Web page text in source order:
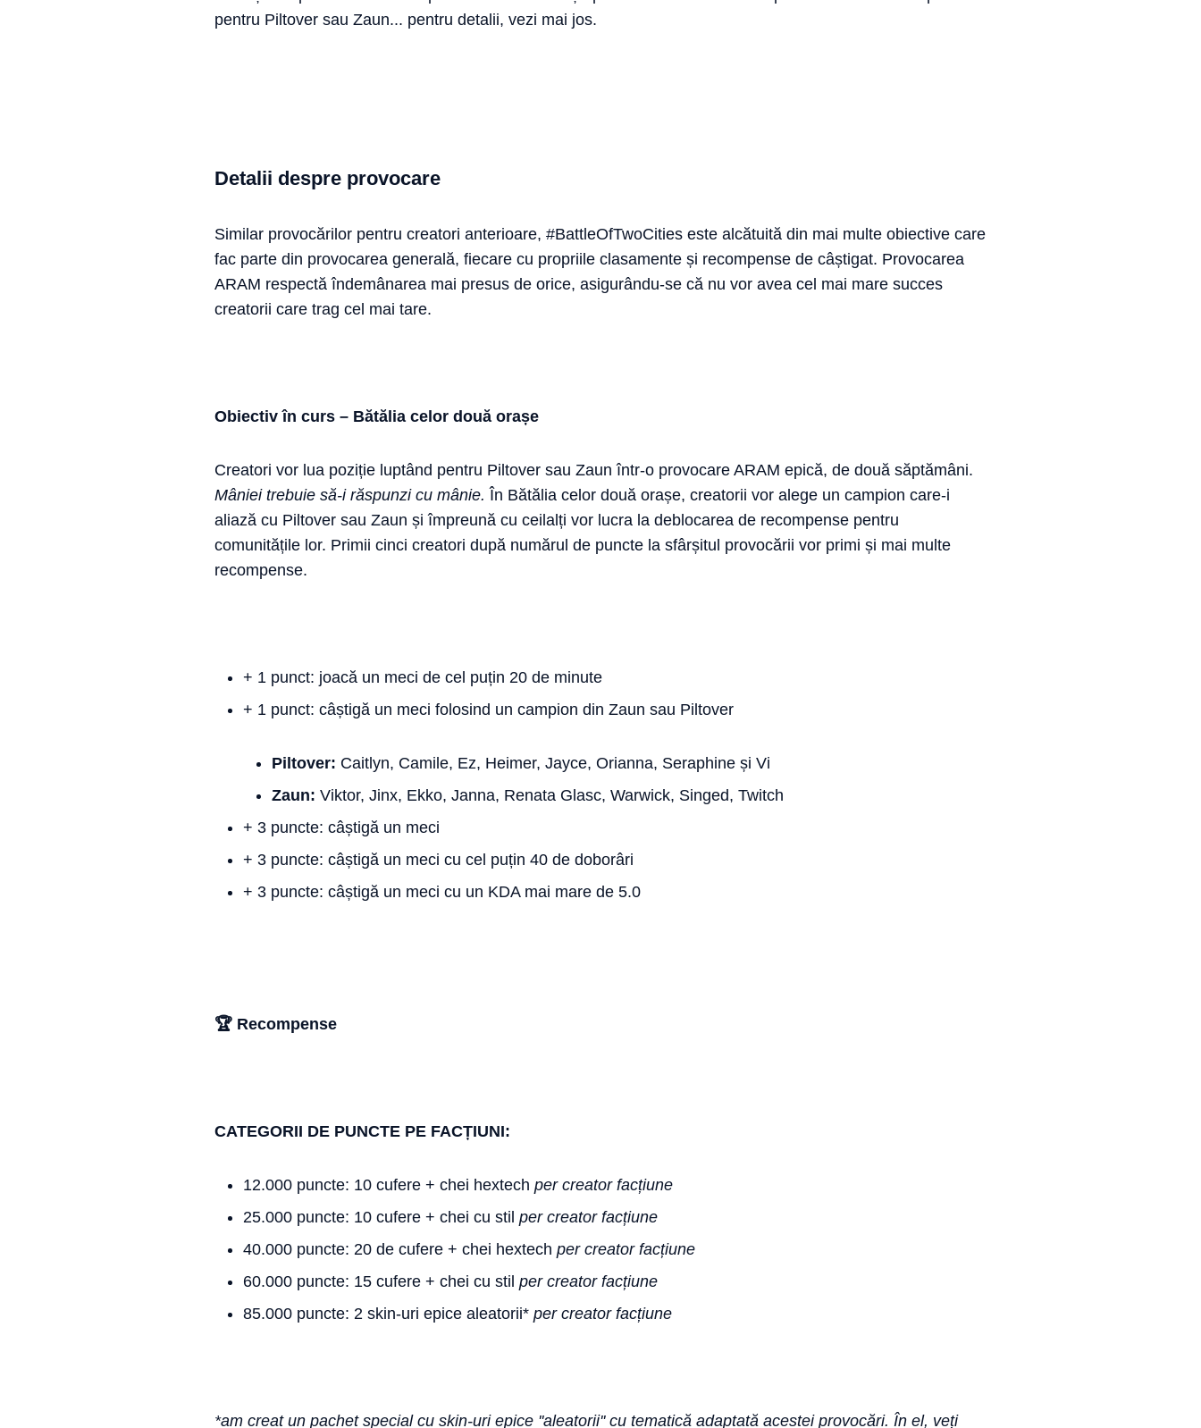
pentru Piltover sau Zaun... pentru detalii, vezi mai jos.
Detalii despre provocare
Similar provocărilor pentru creatori anterioare, #BattleOfTwoCities este alcătuită din mai multe obiective care
fac parte din provocarea generală, fiecare cu propriile clasamente și recompense de câștigat. Provocarea
ARAM respectă îndemânarea mai presus de orice, asigurându-se că nu vor avea cel mai mare succes
creatorii care trag cel mai tare.
Obiectiv în curs – Bătălia celor două orașe
Creatori vor lua poziție luptând pentru Piltover sau Zaun într-o provocare ARAM epică, de două săptămâni.
Mâniei trebuie să-i răspunzi cu mânie. În Bătălia celor două orașe, creatorii vor alege un campion care-i
aliază cu Piltover sau Zaun și împreună cu ceilalți vor lucra la deblocarea de recompense pentru
comunitățile lor. Primii cinci creatori după numărul de puncte la sfârșitul provocării vor primi și mai multe
recompense.
+ 1 punct: joacă un meci de cel puțin 20 de minute
+ 1 punct: câștigă un meci folosind un campion din Zaun sau Piltover
Piltover: Caitlyn, Camile, Ez, Heimer, Jayce, Orianna, Seraphine și Vi
Zaun: Viktor, Jinx, Ekko, Janna, Renata Glasc, Warwick, Singed, Twitch
+ 3 puncte: câștigă un meci
+ 3 puncte: câștigă un meci cu cel puțin 40 de doborâri
+ 3 puncte: câștigă un meci cu un KDA mai mare de 5.0
🏆 Recompense
CATEGORII DE PUNCTE PE FACȚIUNI:
12.000 puncte: 10 cufere + chei hextech per creator facțiune
25.000 puncte: 10 cufere + chei cu stil per creator facțiune
40.000 puncte: 20 de cufere + chei hextech per creator facțiune
60.000 puncte: 15 cufere + chei cu stil per creator facțiune
85.000 puncte: 2 skin-uri epice aleatorii* per creator facțiune
*am creat un pachet special cu skin-uri epice ''aleatorii'' cu tematică adaptată acestei provocări. În el, veți